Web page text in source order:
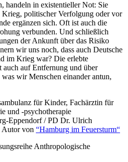
handeln in existentieller Not: Sie
politischer Verfolgung oder vor
ergänzen sich. Oft ist auch die
verbunden. Und schließlich
der Ankunft über das Risiko
wir uns noch, dass auch Deutsche
im Krieg war? Die erlebte
auf Entfernung und über
wir Menschen einander antun,
für Kinder, Fachärztin für
und -psychotherapie
Eppendorf / PD Dr. Ulrich
Autor von “Hamburg im Feuersturm“
Anthropologische